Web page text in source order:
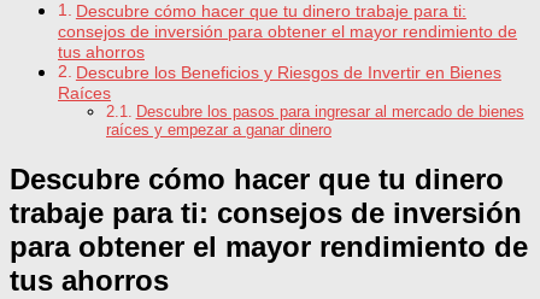
Descubre cómo hacer que tu dinero trabaje para ti:
consejos de inversión para obtener el mayor rendimiento de
tus ahorros
Descubre los Beneficios y Riesgos de Invertir en Bienes
Raíces
Descubre los pasos para ingresar al mercado de bienes
raíces y empezar a ganar dinero
Descubre cómo hacer que tu dinero
trabaje para ti: consejos de inversión
para obtener el mayor rendimiento de
tus ahorros